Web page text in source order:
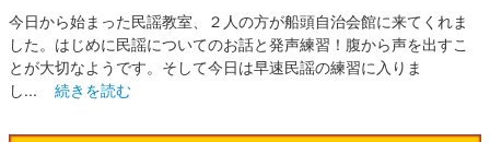
今日から始まった民謡教室、２人の方が船頭自治会館に来てくれま
した。はじめに民謡についてのお話と発声練習！腹から声を出すこ
とが大切なようです。そして今日は早速民謡の練習に入りま
し... 続きを読む